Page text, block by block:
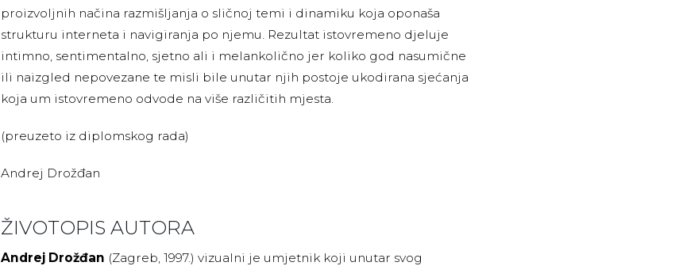
proizvoljnih načina razmišljanja o sličnoj temi i dinamiku koja oponaša
strukturu interneta i navigiranja po njemu. Rezultat istovremeno djeluje
intimno, sentimentalno, sjetno ali i melankolično jer koliko god nasumične
ili naizgled nepovezane te misli bile unutar njih postoje ukodirana sjećanja
koja um istovremeno odvode na više različitih mjesta.
(preuzeto iz diplomskog rada)
Andrej Drožđan
ŽIVOTOPIS AUTORA
Andrej Drožđan (Zagreb, 1997.) vizualni je umjetnik koji unutar svog